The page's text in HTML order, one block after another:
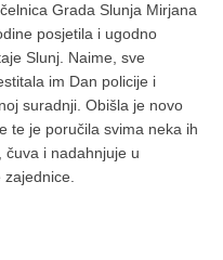
Grada Slunja Mirjana
posjetila i ugodno
Slunj. Naime, sve
im Dan policije i
suradnji. Obišla je novo
te je poručila svima neka ih
čuva i nadahnjuje u
zajednice.